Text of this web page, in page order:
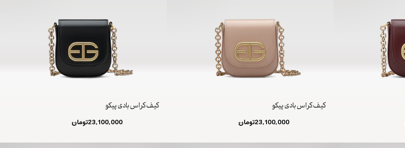
کیف کراس بادی پیکو
23,100,000تومان
کیف کراس بادی پیکو
23,100,000تومان